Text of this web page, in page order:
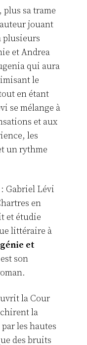
plus sa trame
jouant
plusieurs
et Andrea
qui aura
le
en étant
se mélange à
et aux
les
un rythme
: Gabriel Lévi
en
et étudie
littéraire à
et
est son
la Cour
la
les hautes
des bruits